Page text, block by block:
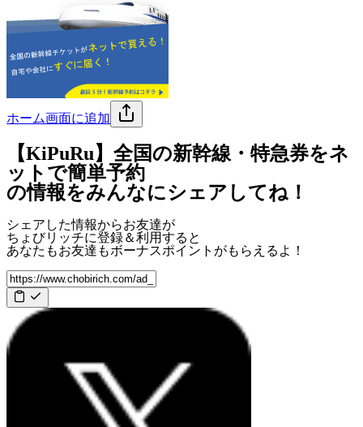
ホーム画面に追加
【KiPuRu】全国の新幹線・特急券をネ
ットで簡単予約
の情報をみんなにシェアしてね！
シェアした情報からお友達が
ちょびリッチに登録＆利用すると
あなたもお友達もボーナスポイント がもらえるよ！